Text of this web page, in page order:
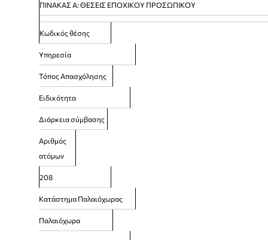
ΠΙΝΑΚΑΣ Α: ΘΕΣΕΙΣ ΕΠΟΧΙΚΟΥ ΠΡΟΣΩΠΙΚΟΥ
Κωδικός θέσης
Υπηρεσία
Τόπος Απασχόλησης
Ειδικότητα
Διάρκεια σύμβασης
Αριθμός
ατόμων
208
Κατάστημα Παλαιόχωρας
Παλαιόχωρα